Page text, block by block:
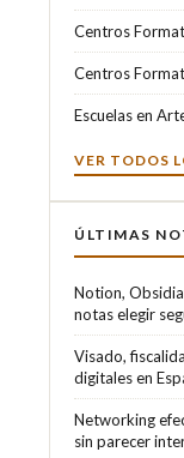
Centros
Centros
Escuelas en
VER TODOS
ÚLTIMAS
Notion,
notas elegir
Visado,
digitales en
Networking
sin parecer